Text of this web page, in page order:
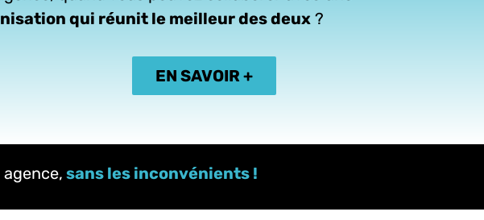
qui réunit le meilleur des deux?
EN SAVOIR +
agence, sans les inconvénients !